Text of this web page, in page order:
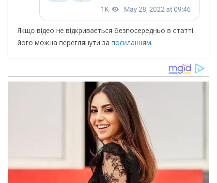
Якщо відео не відкривається безпосередньо в статті
його можна переглянути за посиланням.